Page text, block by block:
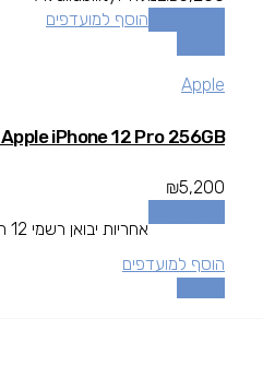
הוסף למועדפים
Apple
Apple iPhone 12 Pro 256GB – חדש דואל סים פיזי
₪5,200
אחריות יבואן רשמי 12 חודשים - dcs דגם הונגקונג - דואל סים פיזי! המחיר המוצג באתר מוגבל ליחידה אחת פר...
הוסף למועדפים